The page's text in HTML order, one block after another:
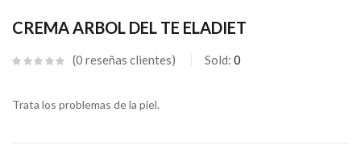
CREMA ARBOL DEL TE ELADIET
0 reseñas clientes Sold: 0
Trata los problemas de la piel.